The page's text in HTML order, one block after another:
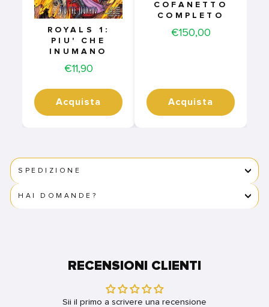
ROYALS 1:
PIU' CHE
INUMANO
Price
€11,90
Acquista
COFANETTO
COMPLETO
Price
€150,00
Acquista
SPEDIZIONE
HAI DOMANDE?
RECENSIONI CLIENTI
Sii il primo a scrivere una recensione